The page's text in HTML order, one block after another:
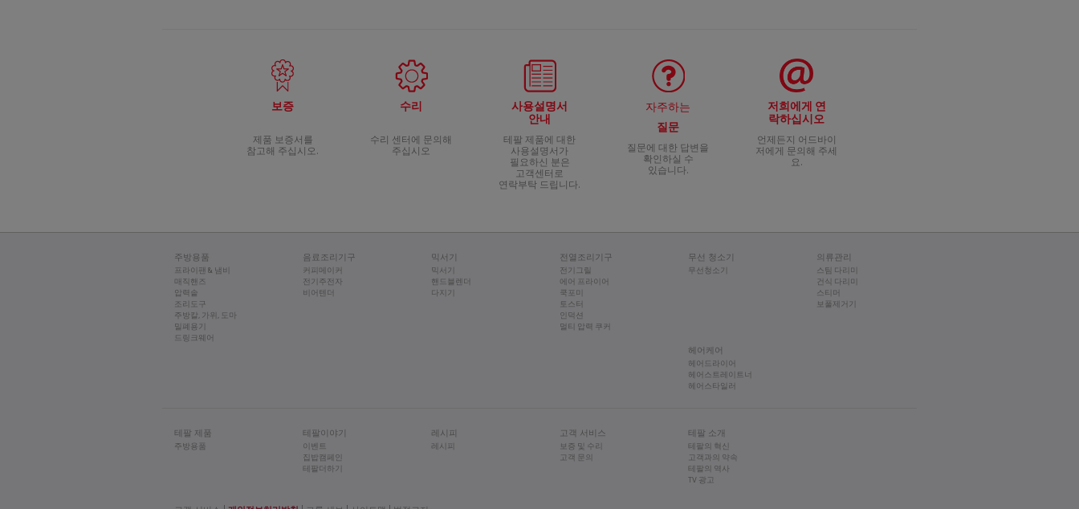
억센 수세미나 그 외 연마성 세제를 사용해서는 안 되며, 특히 바닥 가열부는 그렇게 할 경우 포트를 손상시킬 수 있기 때문에 절대 그
렇게 하시면 안 됩니다.
포트 물때 제거 방법:
• 시중에서 판매하는 8° 백식초를 사용합니다:
- 포트에 식초 1/2 리터를 넣습니다.
- 차가운 상태로 1시간 동안 둡니다.
- 물 1/2 리터를 끓입니다.
포트를 비우고 5~6회 헹궈냅니다. 필요할 경우 이 과정을 반복합니다.
안 됩니다. 바스켓만 식기세척기 세척이 가능합니다.
부품이 누락된 것으로 판단되는 경우 소비자 서비스 센터에 문의하면 적합한 솔루션을 찾을 수 있도록 도와드리겠습니다.
수명이 다 된 제품은 어떻게 폐기해야 하나요?
제품에는 재활용을 통해 사용 가능한 재료가 포함되어 있습니다. 지역의 폐기물 수집 장소에 제품을 폐기하세요.
제품의 보증 조건은 무엇인가요?
이 웹사이트의 섹션에서 상세 정보를 참조하세요.
보증
제품 보증서를
참고해 주십시오.
수리
수리 센터에 문의해
주십시오
사용설명서
안내
테팔 제품에 대한
사용설명서가
필요하신 분은
고객센터로
연락부탁 드립니다.
자주하는
질문
질문에 대한 답변을
확인하실 수
있습니다.
저희에게 연
락하십시오
언제든지 어드바이
저에게 문의해 주세
요.
주방용품
프라이팬 & 냄비
매직핸즈
압력솥
조리도구
주방칼, 가위, 도마
밀폐용기
드링크웨어
음료조리기구
커피메이커
전기주전자
비어텐더
믹서기
믹서기
핸드블렌더
다지기
전열조리기구
전기그릴
에어 프라이어
쿡포미
토스터
인덕션
멀티 압력 쿠커
무선 청소기
무선청소기
의류관리
스팀 다리미
건식 다리미
스티머
보풀제거기
헤어케어
헤어드라이어
헤어스트레이트너
헤어스타일러
테팔 제품
주방용품
테팔이야기
이벤트
집밥캠페인
테팔더하기
레시피
레시피
고객 서비스
보증 및 수리
고객 문의
테팔 소개
테팔의 혁신
고객과의 약속
테팔의 역사
TV 광고